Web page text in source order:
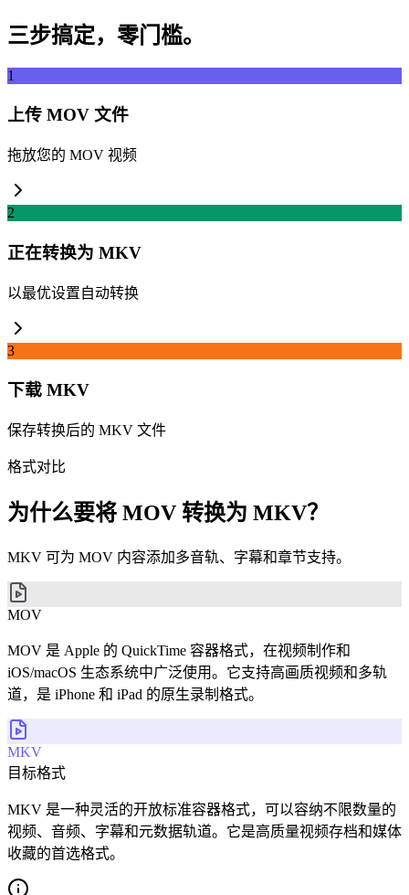
三步搞定，零门槛。
1
上传 MOV 文件
拖放您的 MOV 视频
2
正在转换为 MKV
以最优设置自动转换
3
下载 MKV
保存转换后的 MKV 文件
格式对比
为什么要将 MOV 转换为 MKV？
MKV 可为 MOV 内容添加多音轨、字幕和章节支持。
MOV
MOV 是 Apple 的 QuickTime 容器格式，在视频制作和
iOS/macOS 生态系统中广泛使用。它支持高画质视频和多轨
道，是 iPhone 和 iPad 的原生录制格式。
MKV
目标格式
MKV 是一种灵活的开放标准容器格式，可以容纳不限数量的
视频、音频、字幕和元数据轨道。它是高质量视频存档和媒体
收藏的首选格式。